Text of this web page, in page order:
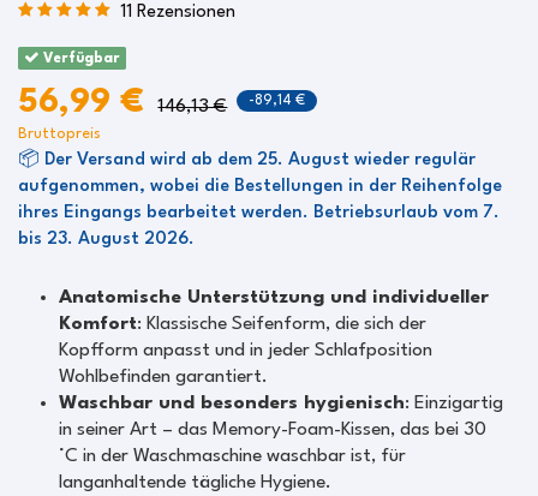
11 Rezensionen
Verfügbar
56,99 € 146,13 € -89,14 €
Bruttopreis
📦 Der Versand wird ab dem 25. August wieder regulär
aufgenommen, wobei die Bestellungen in der Reihenfolge
ihres Eingangs bearbeitet werden. Betriebsurlaub vom 7.
bis 23. August 2026.
Anatomische Unterstützung und individueller
Komfort: Klassische Seifenform, die sich der
Kopfform anpasst und in jeder Schlafposition
Wohlbefinden garantiert.
Waschbar und besonders hygienisch: Einzigartig
in seiner Art – das Memory-Foam-Kissen, das bei 30
°C in der Waschmaschine waschbar ist, für
langanhaltende tägliche Hygiene.